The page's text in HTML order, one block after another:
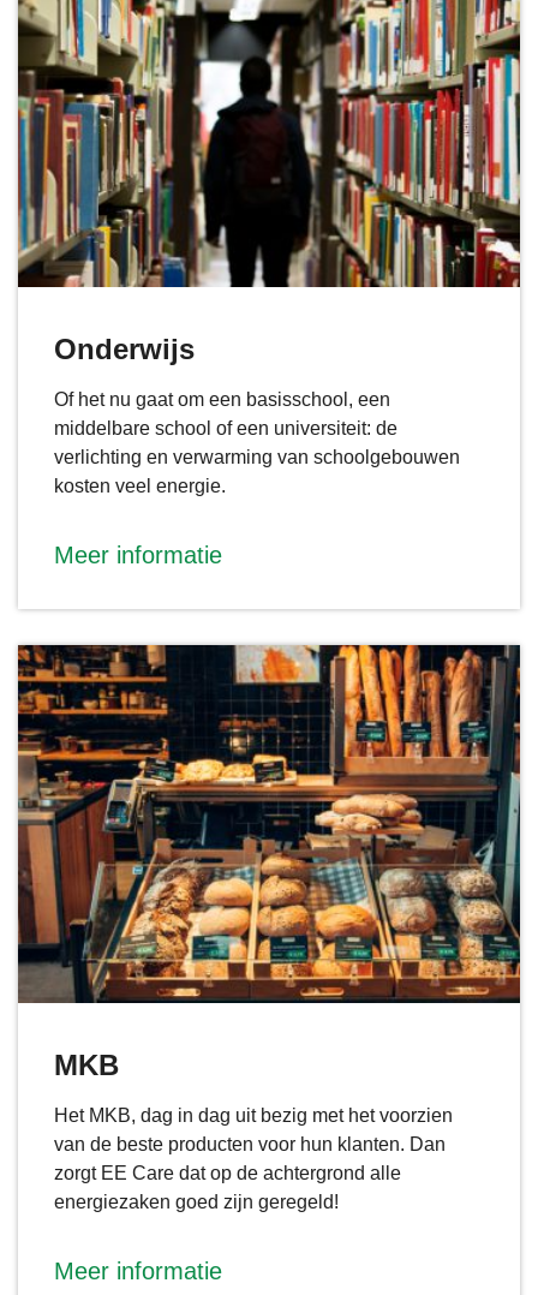
Onderwijs
Of het nu gaat om een basisschool, een
middelbare school of een universiteit: de
verlichting en verwarming van schoolgebouwen
kosten veel energie.
Meer informatie
MKB
Het MKB, dag in dag uit bezig met het voorzien
van de beste producten voor hun klanten. Dan
zorgt EE Care dat op de achtergrond alle
energiezaken goed zijn geregeld!
Meer informatie